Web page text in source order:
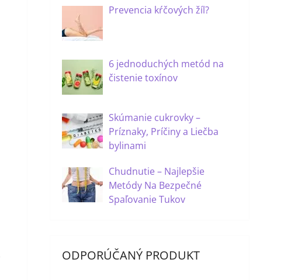
Prevencia kŕčových žíl?
6 jednoduchých metód na
čistenie toxínov
Skúmanie cukrovky –
Príznaky, Príčiny a Liečba
bylinami
Chudnutie – Najlepšie
Metódy Na Bezpečné
Spaľovanie Tukov
ODPORÚČANÝ PRODUKT